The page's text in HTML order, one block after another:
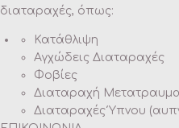
διαταραχές, όπως:
Κατάθλιψη
Αγχώδεις Διαταραχές
Φοβίες
Διαταραχή
Διαταραχές Ύπνου